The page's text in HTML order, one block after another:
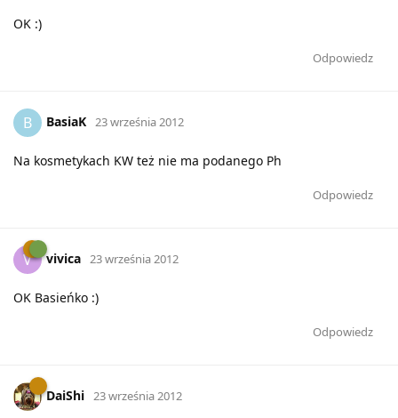
OK :)
Odpowiedz
B BasiaK 23 września 2012
Na kosmetykach KW też nie ma podanego Ph
Odpowiedz
V vivica 23 września 2012
OK Basieńko :)
Odpowiedz
DaiShi 23 września 2012